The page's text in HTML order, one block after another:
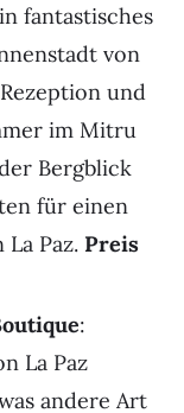
fantastisches
von
und
im Mitru
Bergblick
für einen
Paz. Preis
:
La Paz
andere Art